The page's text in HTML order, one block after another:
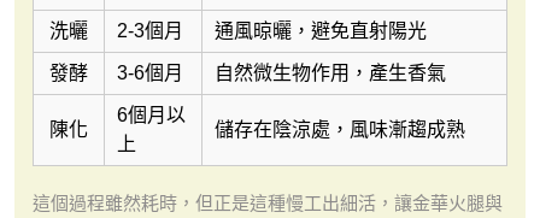
洗曬 2-3個月 通風晾曬，避免直射陽光
發酵 3-6個月 自然微生物作用，產生香氣
陳化
6個月以
上
儲存在陰涼處，風味漸趨成熟
這個過程雖然耗時，但正是這種慢工出細活，讓金華火腿與